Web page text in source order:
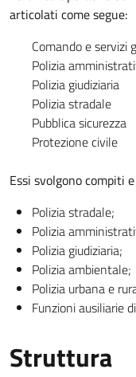
articolati come segue:
Comando e servizi
Polizia
Polizia giudiziaria
Polizia stradale
Pubblica sicurezza
Protezione civile
Essi svolgono compiti
Polizia stradale;
Polizia
Polizia giudiziaria;
Polizia ambientale;
Polizia urbana e
Funzioni ausiliarie
Struttura